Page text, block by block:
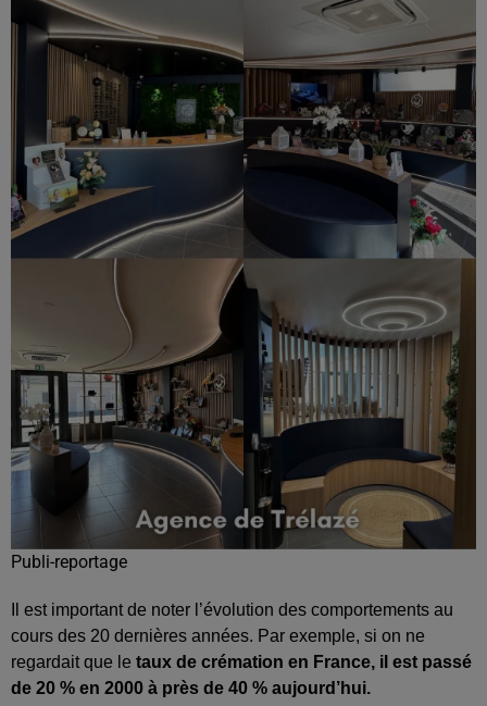
Publi-reportage
Il est important de noter l’évolution des comportements au
cours des 20 dernières années. Par exemple, si on ne
regardait que le taux de crémation en France, il est passé
de 20 % en 2000 à près de 40 % aujourd’hui.